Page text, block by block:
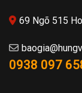
69 Ngõ 515
0938 097